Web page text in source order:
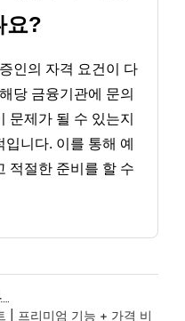
요?
인의 자격 요건이 다
당 금융기관에 문의
문제가 될 수 있는지
니다. 이를 통해 예
적절한 준비를 할 수
| 프리미엄 기능 + 가격 비